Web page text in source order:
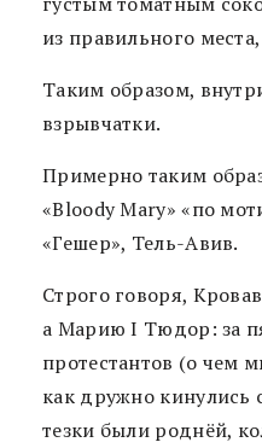
из правильного
Таким образом,
взрывчатки.
Примерно таким
«Bloody Mary» «по
«Гешер», Тель-Авив.
Строго говоря,
а Марию I Тюдор: за
протестантов (о чем
как дружно кинулись
тезки были роднёй,